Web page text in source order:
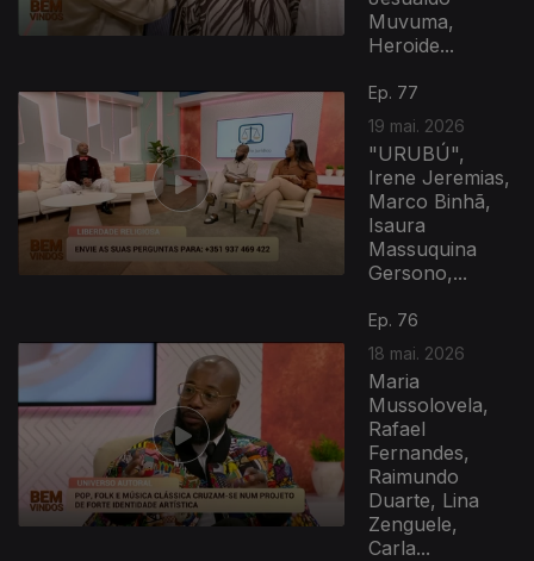
Muvuma,
Heroide...
Ep. 77
19 mai. 2026
"URUBÚ",
Irene Jeremias,
Marco Binhã,
Isaura
Massuquina
Gersono,...
Ep. 76
18 mai. 2026
Maria
Mussolovela,
Rafael
Fernandes,
Raimundo
Duarte, Lina
Zenguele,
Carla...